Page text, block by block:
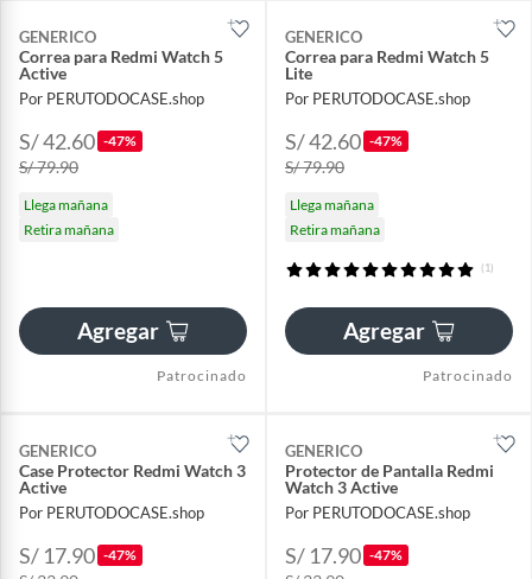
GENERICO
Correa para Redmi Watch 5
Active
Por PERUTODOCASE.shop
S/ 42.60 -47%
S/ 79.90
Llega mañana
Retira mañana
Agregar
Patrocinado
GENERICO
Correa para Redmi Watch 5
Lite
Por PERUTODOCASE.shop
S/ 42.60 -47%
S/ 79.90
Llega mañana
Retira mañana
(1)
Agregar
Patrocinado
GENERICO
Case Protector Redmi Watch 3
Active
Por PERUTODOCASE.shop
S/ 17.90 -47%
GENERICO
Protector de Pantalla Redmi
Watch 3 Active
Por PERUTODOCASE.shop
S/ 17.90 -47%